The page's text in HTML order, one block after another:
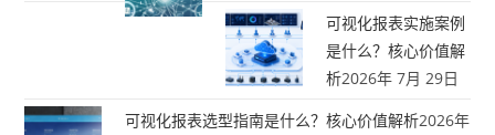
可视化报表实施案例
是什么？核心价值解
析2026年 7月 29日
可视化报表选型指南是什么？核心价值解析2026年